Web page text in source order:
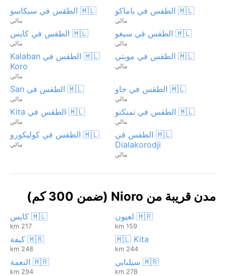
🇲🇱 الطقس في باماكو
مالي
🇲🇱 الطقس في سيكاسو
مالي
🇲🇱 الطقس في سيغو
مالي
🇲🇱 الطقس في كايس
مالي
🇲🇱 الطقس في موبتي
مالي
🇲🇱 الطقس في Kalaban
Koro
مالي
🇲🇱 الطقس في جاو
مالي
🇲🇱 الطقس في San
مالي
🇲🇱 الطقس في تمبكتو
مالي
🇲🇱 الطقس في Kita
مالي
🇲🇱 الطقس في
Dialakorodji
مالي
🇲🇱 الطقس في كوليكورو
مالي
مدن قريبة من Nioro (ضمن 300 كم)
🇲🇷 لعيون
159 km
🇲🇱 كايس
217 km
🇲🇱 Kita
244 km
🇲🇷 كيفة
248 km
🇲🇷 سيلبابي
278 km
🇲🇷 النعمة
294 km